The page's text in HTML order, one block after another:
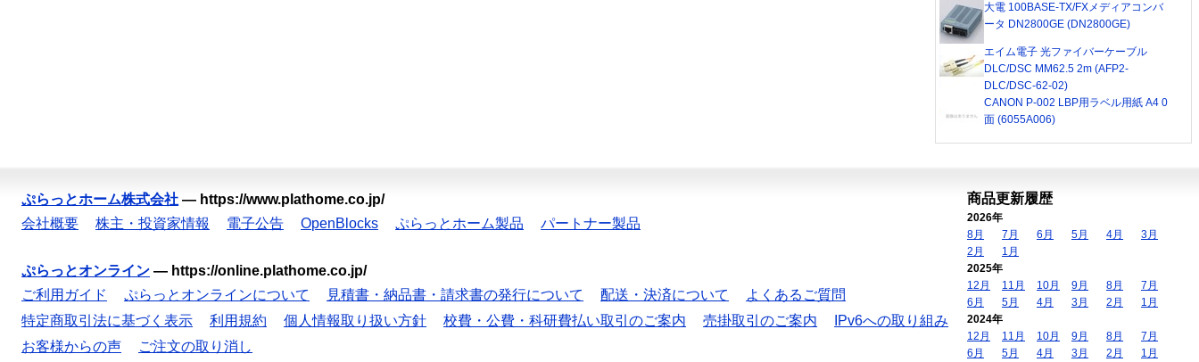
大電 100BASE-TX/FXメディアコンバ
ータ DN2800GE (DN2800GE)
エイム電子 光ファイバーケーブル
DLC/DSC MM62.5 2m (AFP2-
DLC/DSC-62-02)
CANON P-002 LBP用ラベル用紙 A4 0
面 (6055A006)
ぷらっとホーム株式会社 — https://www.plathome.co.jp/
会社概要
株主・投資家情報 電子公告 OpenBlocks ぷらっとホーム製品 パートナー製品
ぷらっとオンライン — https://online.plathome.co.jp/
ご利用ガイド
ぷらっとオンラインについて 見積書・納品書・請求書の発行について 配送・決済について
よくあるご質問
特定商取引法に基づく表示
利用規約 個人情報取り扱い方針 校費・公費・科研費払い取引のご案内 売掛取引のご案内
IPv6への取り組み
お客様からの声
ご注文の取り消し
商品更新履歴
2026年
8月
7月 6月 5月 4月
3月
2月
1月
2025年
12月
11月 10月 9月 8月
7月
6月
5月 4月 3月 2月
1月
2024年
12月
11月 10月 9月 8月
7月
6月
5月 4月 3月 2月
1月